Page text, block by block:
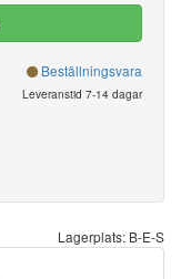
Beställningsvara
Leveranstid 7-14 dagar
Lagerplats: B-E-S